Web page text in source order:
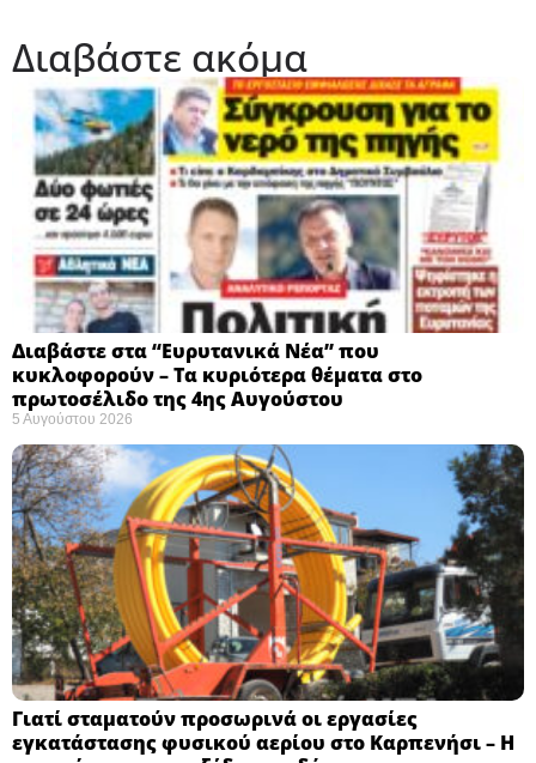
Διαβάστε ακόμα
Διαβάστε στα “Ευρυτανικά Νέα” που
κυκλοφορούν – Τα κυριότερα θέματα στο
πρωτοσέλιδο της 4ης Αυγούστου
5 Αυγούστου 2026
Γιατί σταματούν προσωρινά οι εργασίες
εγκατάστασης φυσικού αερίου στο Καρπενήσι – Η